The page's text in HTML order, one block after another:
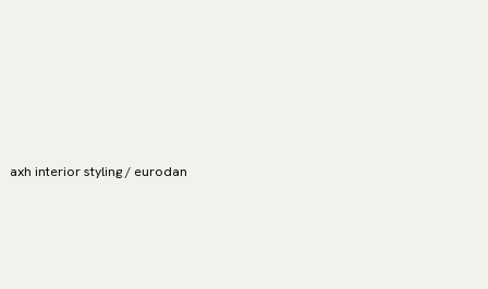
axh interior styling / eurodan